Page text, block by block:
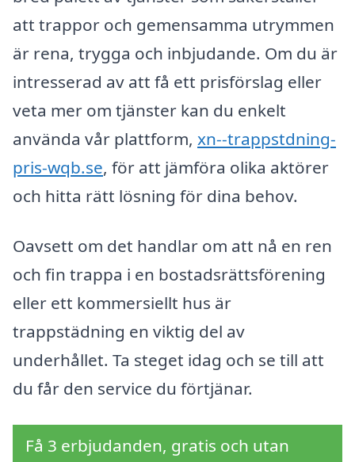
att trappor och gemensamma utrymmen
är rena, trygga och inbjudande. Om du är
intresserad av att få ett prisförslag eller
veta mer om tjänster kan du enkelt
använda vår plattform, xn--trappstdning-
pris-wqb.se, för att jämföra olika aktörer
och hitta rätt lösning för dina behov.
Oavsett om det handlar om att nå en ren
och fin trappa i en bostadsrättsförening
eller ett kommersiellt hus är
trappstädning en viktig del av
underhållet. Ta steget idag och se till att
du får den service du förtjänar.
Få 3 erbjudanden, gratis och utan